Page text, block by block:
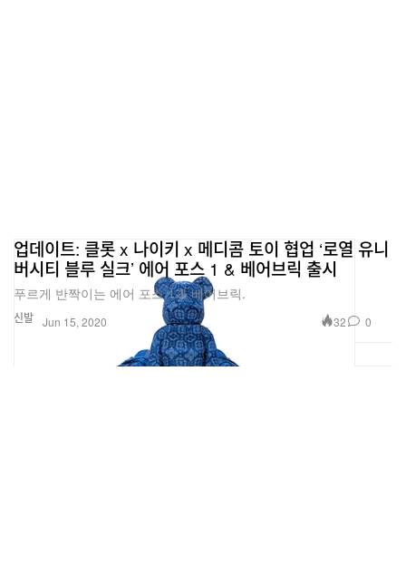
신발
업데이트: 클롯 x 나이키 x 메디콤 토이 협업 ‘로열 유니
버시티 블루 실크’ 에어 포스 1 & 베어브릭 출시
푸르게 반짝이는 에어 포스 1과 베어브릭.
Jun 15, 2020 32 0